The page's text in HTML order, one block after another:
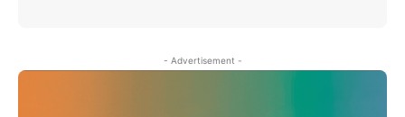
- Advertisement -